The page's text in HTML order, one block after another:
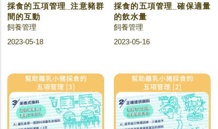
採食的五項管理_注意豬群
間的互動
飼養管理
2023-05-18
採食的五項管理_確保適量
的飲水量
飼養管理
2023-05-16